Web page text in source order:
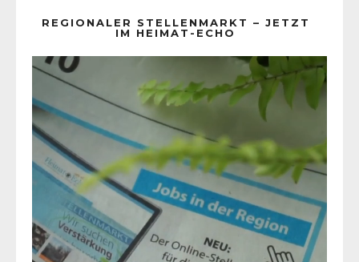
REGIONALER STELLENMARKT – JETZT
IM HEIMAT-ECHO
Player